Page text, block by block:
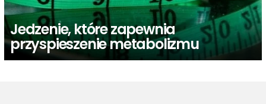
Jedzenie, które zapewnia
przyspieszenie metabolizmu